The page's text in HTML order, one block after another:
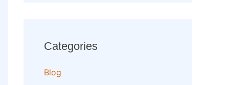
Categories
Blog